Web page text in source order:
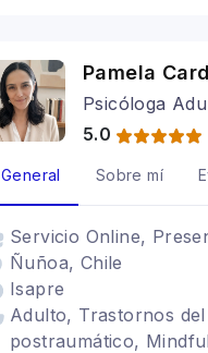
Pamela
Psicóloga
5.0
General Sobre mí
Servicio Online,
Ñuñoa, Chile
Isapre
Adulto, Trastornos
postraumático,